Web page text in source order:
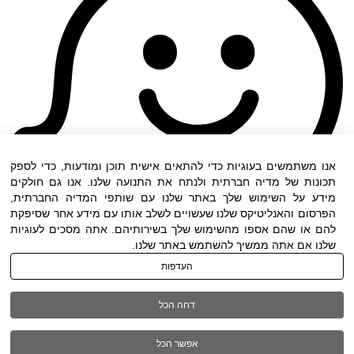
תנאי שימוש|הצהרת נגישות| כל הזכויות שמורות
ל DWO ©
אנו משתמשים בעוגיות כדי להתאים אישית תוכן ומודעות, כדי לספק
תכונות של מדיה חברתית ולנתח את התנועה שלנו. אנו גם חולקים
מידע על השימוש שלך באתר שלנו עם שותפי המדיה החברתית,
הפרסום והאנליטיקס שלנו שעשויים לשלב אותו עם מידע אחר שסיפקת
להם או שהם אספו מהשימוש שלך בשירותיהם. אתה מסכים לעוגיות
שלנו אם אתה ממשיך להשתמש באתר שלנו.
העדפות
דחה הכל
אפשר הכל